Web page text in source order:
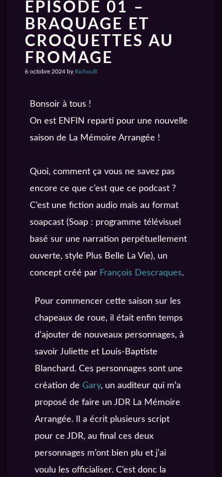
EPISODE 01 –
BRAQUAGE ET
CROQUETTES AU
FROMAGE
6 octobre 2024 by Richoult
Bonsoir à tous !
On est ENFIN reparti pour une nouvelle
saison de La Mémoire Arrangée !
Quoi, comment ça vous ne savez pas
encore ce que c’est que ce podcast ?
C’est une fiction audio mais au format
soapcast (Soap : programme télévisuel
basé sur une narration perpétuellement
ouverte, style Plus Belle La Vie), un
concept créé par François Descraques.
Pour commencer cette saison sur les
chapeaux de roue, il était enfin temps
d’ajouter de nouveaux personnages, à
savoir Juliette et Louis-Baptiste
Blanchard. Ces personnages sont une
création de Gary, un auditeur qui m’a
proposé de faire un JDR La Mémoire
Arrangée. Il a écrit plusieurs script
pour ce JDR, au final ces deux
personnages m’ont bien plu et j’ai
voulu les officialiser. C’est donc la